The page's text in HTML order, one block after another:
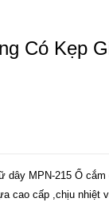
Có Kẹp
dây MPN-215 Ổ cắm
cao cấp ,chịu nhiệt